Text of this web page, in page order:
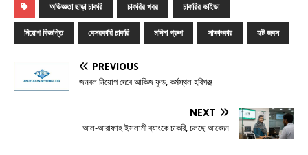
অভিজ্ঞতা ছাড়া চাকরি চাকরির খবর চাকরির ভাইভা
নিয়োগ বিজ্ঞপ্তি বেসরকারি চাকরি মদিনা গ্রুপ সাক্ষাৎকার হট জবস
PREVIOUS
জনবল নিয়োগ দেবে আকিজ ফুড, কর্মস্থল হবিগঞ্জ
NEXT
আল-আরাফাহ ইসলামী ব্যাংকে চাকরি, চলছে আবেদন